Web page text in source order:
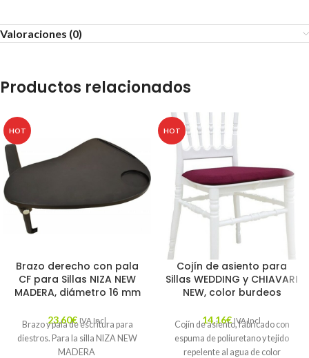
Valoraciones (0)
Productos relacionados
HOT
Brazo derecho con pala
CF para Sillas NIZA NEW
MADERA, diámetro 16 mm
23,60€ IVA Incl.
Brazo y pala de escritura para
diestros. Para la silla NIZA NEW
MADERA
HOT
Cojín de asiento para
Sillas WEDDING y CHIAVARI
NEW, color burdeos
14,16€ IVA Incl.
Cojín de asiento, fabricado con
espuma de poliuretano y tejido
repelente al agua de color